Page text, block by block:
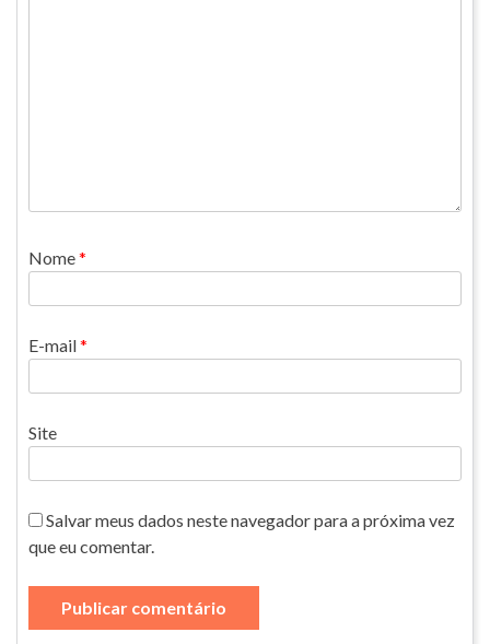
Nome*
E-mail*
Site
Salvar meus dados neste navegador para a próxima vez
que eu comentar.